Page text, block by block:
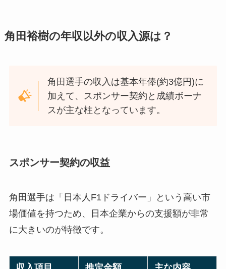
角田裕樹の年収以外の収入源は？
角田選手の収入は基本年俸(約3億円)に
加えて、スポンサー契約と成績ボーナ
スが主な柱となっています。
スポンサー契約の収益
角田選手は「日本人F1ドライバー」という高い市
場価値を持つため、日本企業からの支援額が非常
に大きいのが特徴です。